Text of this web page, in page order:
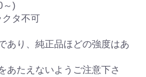
)
タ不可
あり、純正品ほどの強度はあ
たえないようご注意下さ